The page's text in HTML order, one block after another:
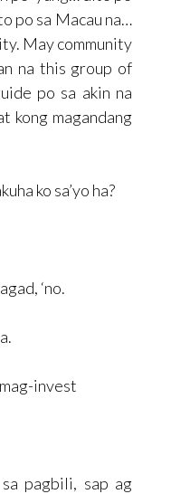
po sa Macau na…
May community
na this group of
po sa akin na
kong magandang
ko sa’yo ha?
‘no.
invest
pagbili, sap ag